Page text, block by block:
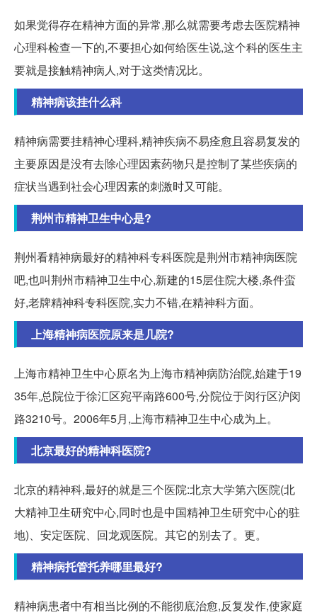
如果觉得存在精神方面的异常,那么就需要考虑去医院精神
心理科检查一下的,不要担心如何给医生说,这个科的医生主
要就是接触精神病人,对于这类情况比。
精神病该挂什么科
精神病需要挂精神心理科,精神疾病不易痊愈且容易复发的
主要原因是没有去除心理因素药物只是控制了某些疾病的
症状当遇到社会心理因素的刺激时又可能。
荆州市精神卫生中心是?
荆州看精神病最好的精神科专科医院是荆州市精神病医院
吧,也叫荆州市精神卫生中心,新建的15层住院大楼,条件蛮
好,老牌精神科专科医院,实力不错,在精神科方面。
上海精神病医院原来是几院?
上海市精神卫生中心原名为上海市精神病防治院,始建于19
35年,总院位于徐汇区宛平南路600号,分院位于闵行区沪闵
路3210号。2006年5月,上海市精神卫生中心成为上。
北京最好的精神科医院?
北京的精神科,最好的就是三个医院:北京大学第六医院(北
大精神卫生研究中心,同时也是中国精神卫生研究中心的驻
地)、安定医院、回龙观医院。其它的别去了。更。
精神病托管托养哪里最好?
精神病患者中有相当比例的不能彻底治愈,反复发作,使家庭